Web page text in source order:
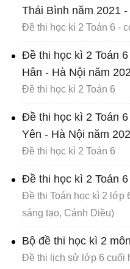
Thái Bình năm 2021 -
Đề thi học kì 2 Toán 6 -
Đề thi học kì 2 Toán
Hân - Hà Nội năm
Đề thi học kì 2 Toán 6
Đề thi học kì 2 Toán
Yên - Hà Nội năm
Đề thi học kì 2 Toán 6
Đề thi học kì 2 Toán
Đề thi Toán học kì 2 lớp
sáng tạo, Cánh Diều)
Bộ đề thi học kì 2
Đề thi lịch sử lớp 6 cuối